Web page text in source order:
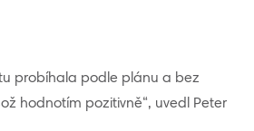
probíhala podle plánu a bez
hodnotím pozitivně“, uvedl Peter